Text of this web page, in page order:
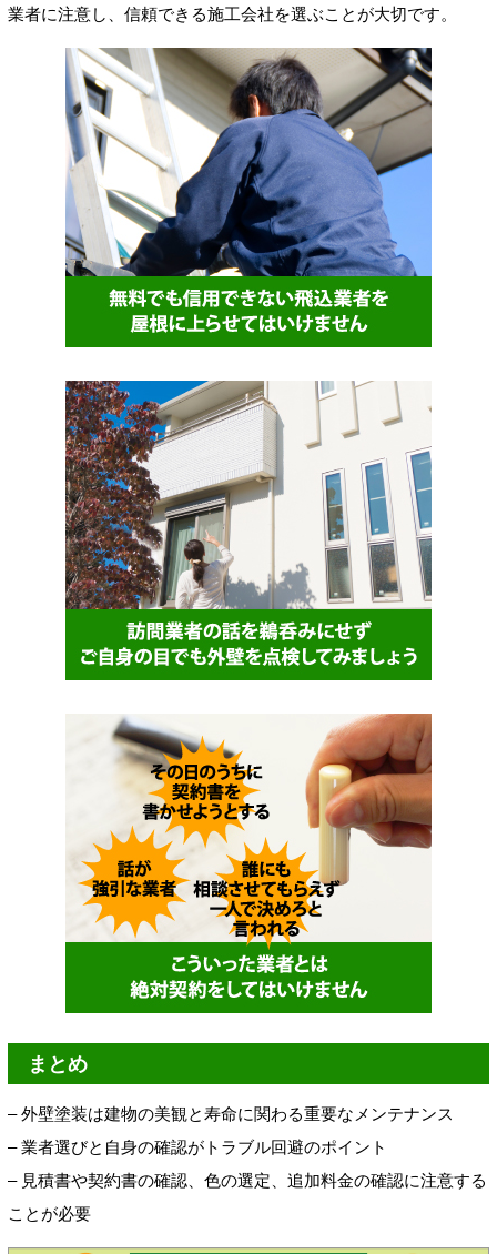
業者に注意し、信頼できる施工会社を選ぶことが大切です。
まとめ
– 外壁塗装は建物の美観と寿命に関わる重要なメンテナンス
– 業者選びと自身の確認がトラブル回避のポイント
– 見積書や契約書の確認、色の選定、追加料金の確認に注意する
ことが必要